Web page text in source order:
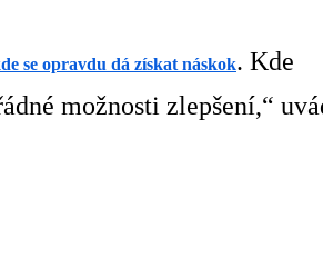
se opravdu dá získat náskok. Kde
možnosti zlepšení,“